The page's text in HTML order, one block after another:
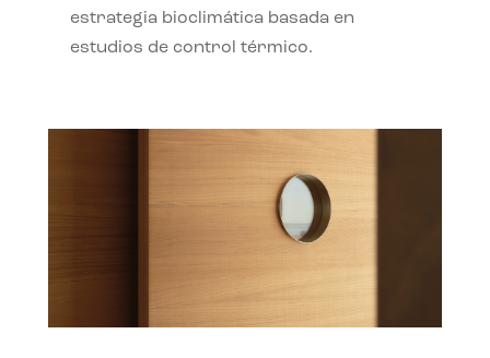
estrategia bioclimática basada en
estudios de control térmico.